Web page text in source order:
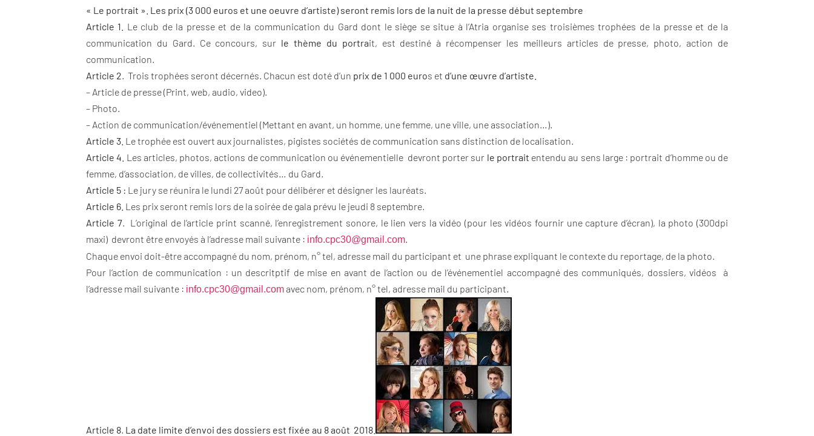
« Le portrait ». Les prix (3 000 euros et une oeuvre d’artiste) seront remis lors de la nuit de la presse début septembre
Article 1. Le club de la presse et de la communication du Gard dont le siège se situe à l’Atria organise ses troisièmes trophées de la presse et de la
communication du Gard. Ce concours, sur le thème du portrait, est destiné à récompenser les meilleurs articles de presse, photo, action de
communication.
Article 2 . Trois trophées seront décernés. Chacun est doté d’un prix de 1 000 euros et d’une œuvre d’artiste.
– Article de presse (Print, web, audio, video).
– Photo.
– Action de communication/événementiel (Mettant en avant, un homme, une femme, une ville, une association…).
Article 3. Le trophée est ouvert aux journalistes, pigistes sociétés de communication sans distinction de localisation.
Article 4. Les articles, photos, actions de communication ou événementielle devront porter sur le portrait entendu au sens large : portrait d’homme ou de
femme, d’association, de villes, de collectivités… du Gard.
Article 5 : Le jury se réunira le lundi 27 août pour délibérer et désigner les lauréats.
Article 6. Les prix seront remis lors de la soirée de gala prévu le jeudi 8 septembre.
Article 7. L’original de l’article print scanné, l’enregistrement sonore, le lien vers la vidéo (pour les vidéos fournir une capture d’écran), la photo (300dpi
maxi) devront être envoyés à l’adresse mail suivante : info.cpc30@gmail.com
Chaque envoi doit-être accompagné du nom, prénom, n° tel, adresse mail du participant et une phrase expliquant le contexte du reportage, de la photo.
Pour l’action de communication : un descritptif de mise en avant de l’action ou de l’événementiel accompagné des communiqués, dossiers, vidéos à
l’adresse mail suivante : info.cpc30@gmail.comavec nom, prénom, n° tel, adresse mail du participant.
Article 8 La date limite d’envoi des dossiers est fixée au 8 août 2018.